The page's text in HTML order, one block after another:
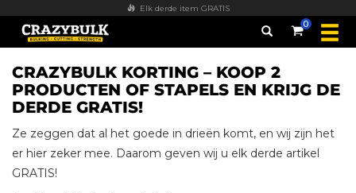
Elk derde item GRATIS
0
CRAZYBULK KORTING – KOOP 2
PRODUCTEN OF STAPELS EN KRIJG DE
DERDE GRATIS!
Ze zeggen dat al het goede in drieën komt, en wij zijn het
er hier zeker mee. Daarom geven wij u elk derde artikel
GRATIS!